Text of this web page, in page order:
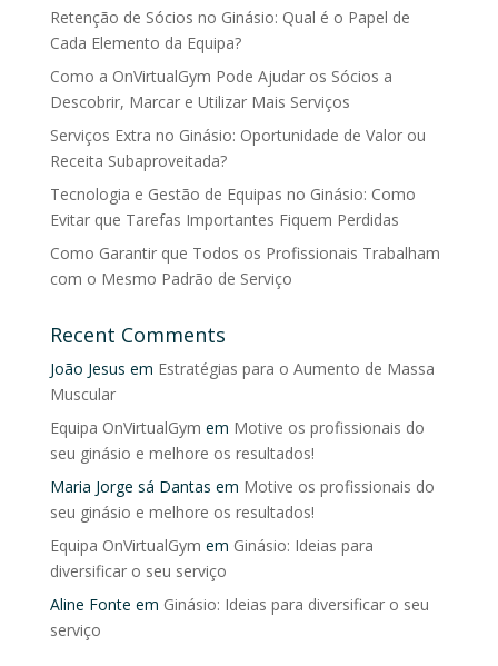
Retenção de Sócios no Ginásio: Qual é o Papel de
Cada Elemento da Equipa?
Como a OnVirtualGym Pode Ajudar os Sócios a
Descobrir, Marcar e Utilizar Mais Serviços
Serviços Extra no Ginásio: Oportunidade de Valor ou
Receita Subaproveitada?
Tecnologia e Gestão de Equipas no Ginásio: Como
Evitar que Tarefas Importantes Fiquem Perdidas
Como Garantir que Todos os Profissionais Trabalham
com o Mesmo Padrão de Serviço
Recent Comments
João Jesus em Estratégias para o Aumento de Massa
Muscular
Equipa OnVirtualGym em Motive os profissionais do
seu ginásio e melhore os resultados!
Maria Jorge sá Dantas em Motive os profissionais do
seu ginásio e melhore os resultados!
Equipa OnVirtualGym em Ginásio: Ideias para
diversificar o seu serviço
Aline Fonte em Ginásio: Ideias para diversificar o seu
serviço